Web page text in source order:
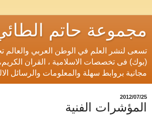
مجموعة حاتم
تسعى لنشر العلم في الوطن العربي والعالم
(بوك) فى تخصصات الاسلامية ، القران
مجانية بروابط سهلة والمعلومات والرسائل
25‏/07‏/2012
المؤشرات الفنية